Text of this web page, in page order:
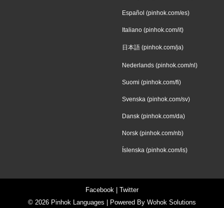
Español (pinhok.com/es)
Italiano (pinhok.com/it)
日本語 (pinhok.com/ja)
Nederlands (pinhok.com/nl)
Suomi (pinhok.com/fi)
Svenska (pinhok.com/sv)
Dansk (pinhok.com/da)
Norsk (pinhok.com/nb)
Íslenska (pinhok.com/is)
Facebook
Twitter
© 2026 Pinhok Languages | Powered By Wohok Solutions